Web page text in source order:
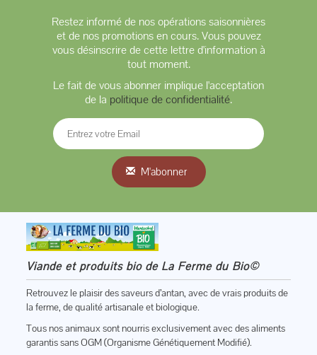
Restez informé de nos opérations saisonnières
et de nos promotions en cours. Vous pouvez
vous désinscrire de cette lettre d'information à
tout moment.
Le fait de vous abonner implique l'acceptation
de la politique de confidentialité.
M'abonner
Viande et produits bio de La Ferme du Bio©
Retrouvez le plaisir des saveurs d’antan, avec de vrais produits de
la ferme, de qualité artisanale et biologique.
Tous nos animaux sont nourris exclusivement avec des aliments
garantis sans OGM (Organisme Génétiquement Modifié).